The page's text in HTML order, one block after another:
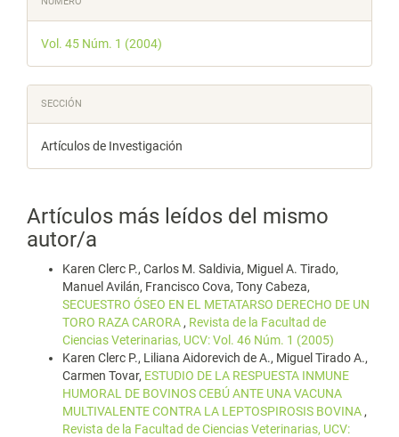
del
artículo
Vol. 45 Núm. 1 (2004)
SECCIÓN
Artículos de Investigación
Artículos más leídos del mismo
autor/a
Karen Clerc P., Carlos M. Saldivia, Miguel A. Tirado,
Manuel Avilán, Francisco Cova, Tony Cabeza,
SECUESTRO ÓSEO EN EL METATARSO DERECHO DE UN
TORO RAZA CARORA , Revista de la Facultad de
Ciencias Veterinarias, UCV: Vol. 46 Núm. 1 (2005)
Karen Clerc P., Liliana Aidorevich de A., Miguel Tirado A.,
Carmen Tovar, ESTUDIO DE LA RESPUESTA INMUNE
HUMORAL DE BOVINOS CEBÚ ANTE UNA VACUNA
MULTIVALENTE CONTRA LA LEPTOSPIROSIS BOVINA ,
Revista de la Facultad de Ciencias Veterinarias, UCV: